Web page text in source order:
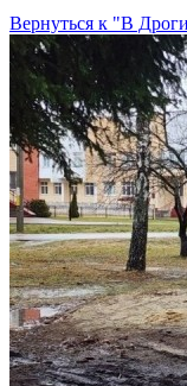
Вернуться к "В